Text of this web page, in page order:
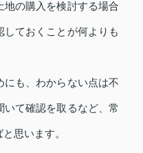
地の購入を検討する場合
ておくことが何よりも
も、わからない点は不
て確認を取るなど、常
思います。